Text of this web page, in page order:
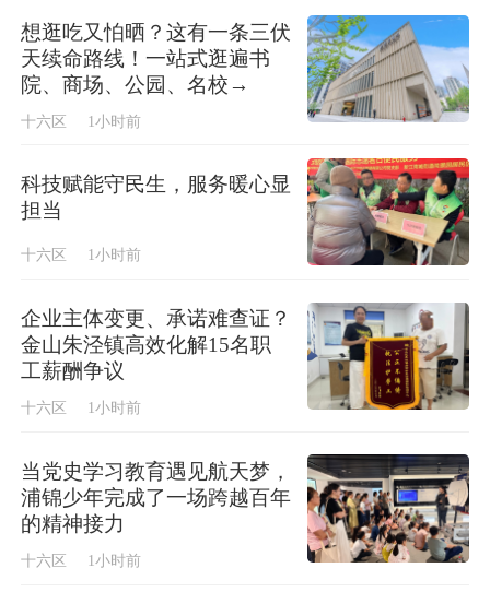
想逛吃又怕晒？这有一条三伏
天续命路线！一站式逛遍书
院、商场、公园、名校→
十六区 1小时前
科技赋能守民生，服务暖心显
担当
十六区 1小时前
企业主体变更、承诺难查证？
金山朱泾镇高效化解15名职
工薪酬争议
十六区 1小时前
当党史学习教育遇见航天梦，
浦锦少年完成了一场跨越百年
的精神接力
十六区 1小时前